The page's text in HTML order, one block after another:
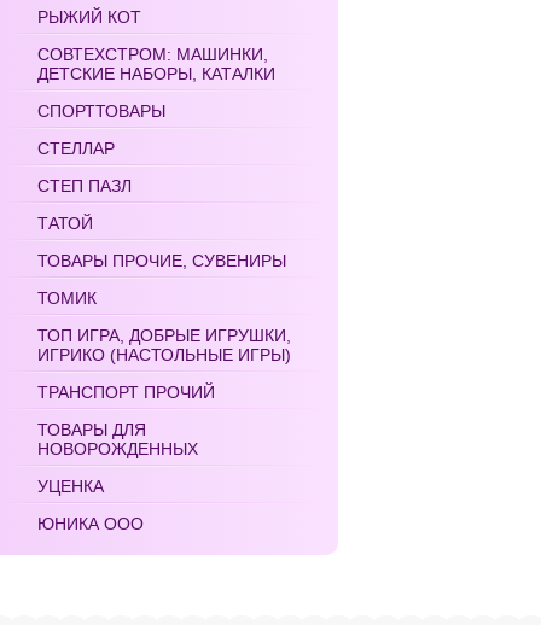
РЫЖИЙ КОТ
СОВТЕХСТРОМ: МАШИНКИ,
ДЕТСКИЕ НАБОРЫ, КАТАЛКИ
СПОРТТОВАРЫ
СТЕЛЛАР
СТЕП ПАЗЛ
ТАТОЙ
ТОВАРЫ ПРОЧИЕ, СУВЕНИРЫ
ТОМИК
ТОП ИГРА, ДОБРЫЕ ИГРУШКИ,
ИГРИКО (НАСТОЛЬНЫЕ ИГРЫ)
ТРАНСПОРТ ПРОЧИЙ
ТОВАРЫ ДЛЯ
НОВОРОЖДЕННЫХ
УЦЕНКА
ЮНИКА ООО